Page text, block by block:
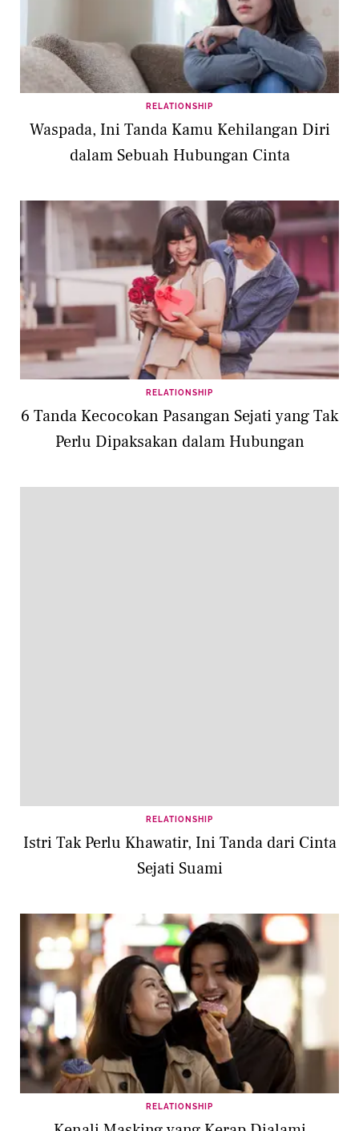
RELATIONSHIP
Waspada, Ini Tanda Kamu Kehilangan Diri
dalam Sebuah Hubungan Cinta
RELATIONSHIP
6 Tanda Kecocokan Pasangan Sejati yang Tak
Perlu Dipaksakan dalam Hubungan
RELATIONSHIP
Istri Tak Perlu Khawatir, Ini Tanda dari Cinta
Sejati Suami
RELATIONSHIP